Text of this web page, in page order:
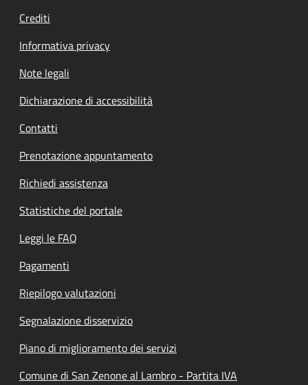
Crediti
Informativa privacy
Note legali
Dichiarazione di accessibilità
Contatti
Prenotazione appuntamento
Richiedi assistenza
Statistiche del portale
Leggi le FAQ
Pagamenti
Riepilogo valutazioni
Segnalazione disservizio
Piano di miglioramento dei servizi
Comune di San Zenone al Lambro - Partita IVA